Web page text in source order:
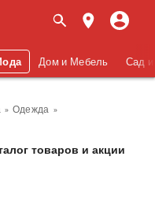
Дом и Мебель Сад
Одежда
товаров и акции